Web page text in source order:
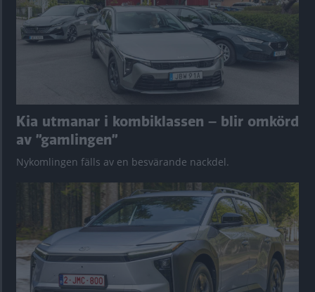
Kia utmanar i kombiklassen – blir omkörd
av ”gamlingen”
Nykomlingen fälls av en besvärande nackdel.